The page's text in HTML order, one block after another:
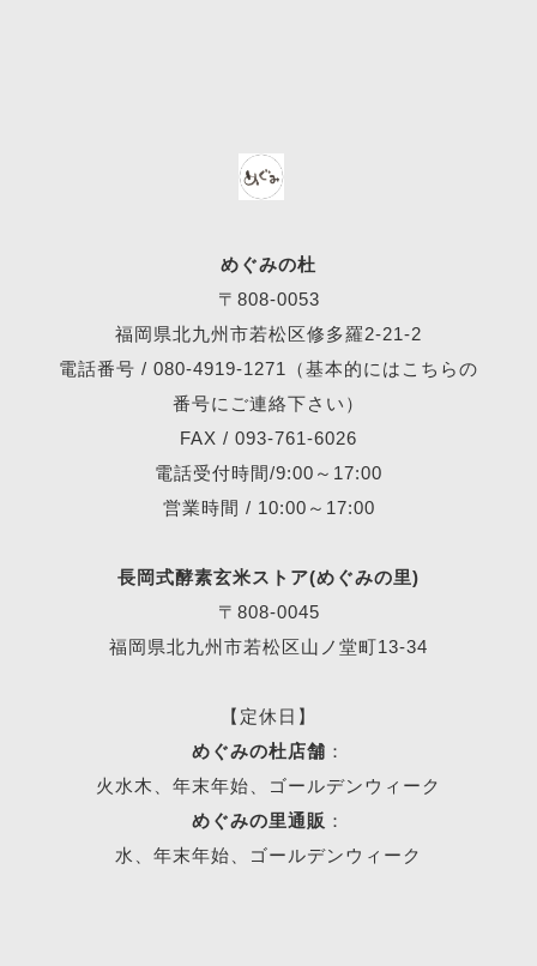
めぐみの杜
〒808-0053
福岡県北九州市若松区修多羅2-21-2
電話番号 / 080-4919-1271
（基本的にはこちらの
番号にご連絡下さい）
FAX / 093-761-6026
電話受付時間/9:00～17:00
営業時間 / 10:00～17:00
長岡式酵素玄米ストア(めぐみの里)
〒808-0045
福岡県北九州市若松区山ノ堂町13-34
【定休日】
めぐみの杜店舗 ：
火水木、年末年始、ゴールデンウィーク
めぐみの里通販 ：
水、年末年始、ゴールデンウィーク